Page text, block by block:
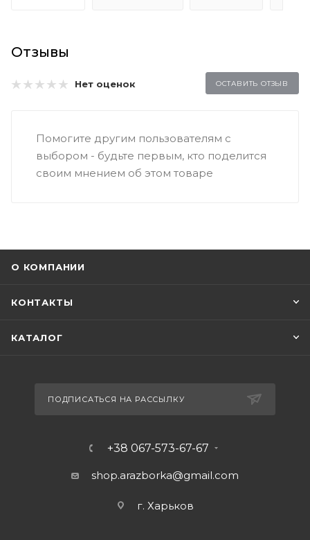
Отзывы
Нет оценок ОСТАВИТЬ ОТЗЫВ
Помогите другим пользователям с
выбором - будьте первым, кто поделится
своим мнением об этом товаре
О КОМПАНИИ
КОНТАКТЫ
КАТАЛОГ
ПОДПИСАТЬСЯ НА РАССЫЛКУ
+38 067-573-67-67
shop.arazborka@gmail.com
г. Харьков